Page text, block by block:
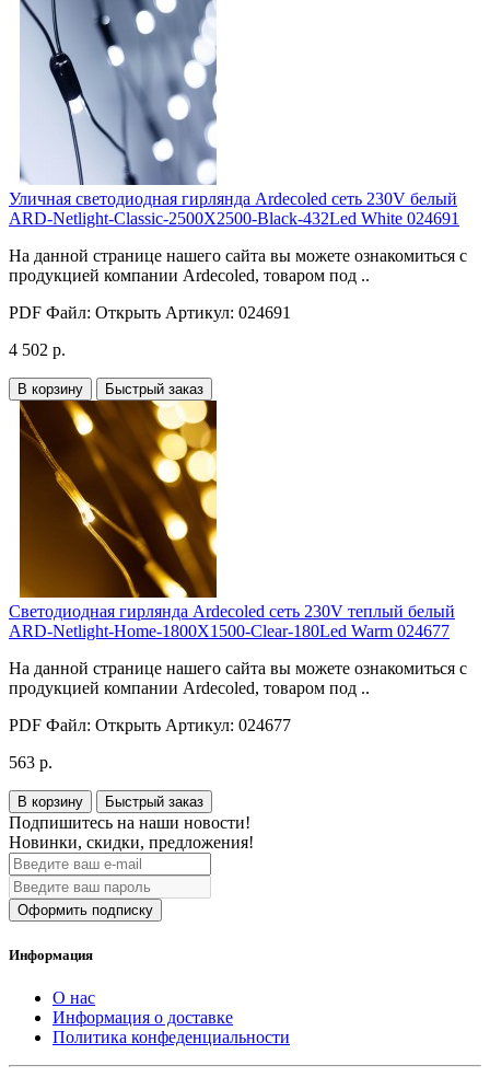
Уличная светодиодная гирлянда Ardecoled сеть 230V белый
ARD-Netlight-Classic-2500X2500-Black-432Led White 024691
На данной странице нашего сайта вы можете ознакомиться с
продукцией компании Ardecoled, товаром под ..
PDF Файл: Открыть Артикул: 024691
4 502 р.
В корзину Быстрый заказ
Светодиодная гирлянда Ardecoled сеть 230V теплый белый
ARD-Netlight-Home-1800X1500-Clear-180Led Warm 024677
На данной странице нашего сайта вы можете ознакомиться с
продукцией компании Ardecoled, товаром под ..
PDF Файл: Открыть Артикул: 024677
563 р.
В корзину Быстрый заказ
Подпишитесь на наши новости!
Новинки, скидки, предложения!
Оформить подписку
Информация
О нас
Информация о доставке
Политика конфеденциальности